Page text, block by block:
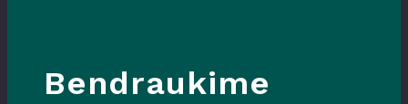
Bendraukime